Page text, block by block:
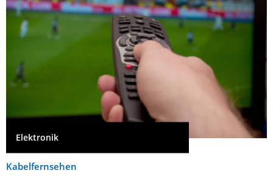
Elektronik
Kabelfernsehen